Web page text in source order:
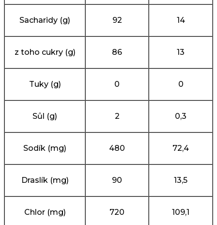
Sacharidy (g) 92 14
z toho cukry (g) 86 13
Tuky (g) 0 0
Sůl (g) 2 0,3
Sodík (mg) 480 72,4
Draslík (mg) 90 13,5
Chlor (mg) 720 109,1